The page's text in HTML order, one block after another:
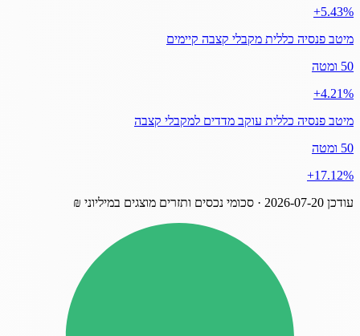
‎+5.43%
מיטב פנסיה כללית מקבלי קצבה קיימים
50 ומטה
‎+4.21%
מיטב פנסיה כללית עוקב מדדים למקבלי קצבה
50 ומטה
‎+17.12%
עודכן 2026-07-20 · סכומי נכסים ותזרים מוצגים במיליוני ₪